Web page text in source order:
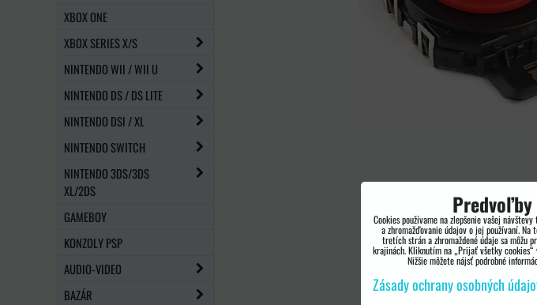
XBOX ONE
XBOX SERIES X/S
NINTENDO WII / WII U
NINTENDO DS / DS LITE
NINTENDO DSI / XL
NINTENDO SWITCH
NINTENDO 3DS/3DS
XL/2DS
GAMEBOY
KONZOLY PSP
AUDIO-VIDEO
BAZÁR
Cookies používame na zlepšenie vašej
a zhromažďovanie údajov o jej používaní.
tretích strán a zhromaždené údaje sa môžu
krajinách. Kliknutím na „Prijať všetky
Nižšie môžete nájsť podrobné
Zásady ochrany osobných